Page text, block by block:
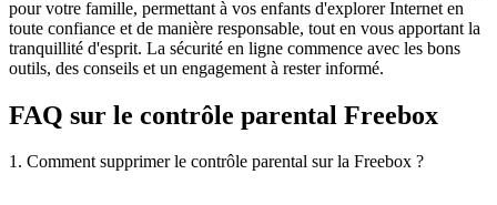
pour votre famille, permettant à vos enfants d'explorer Internet en
toute confiance et de manière responsable, tout en vous apportant la
tranquillité d'esprit. La sécurité en ligne commence avec les bons
outils, des conseils et un engagement à rester informé.
FAQ sur le contrôle parental Freebox
1. Comment supprimer le contrôle parental sur la Freebox ?